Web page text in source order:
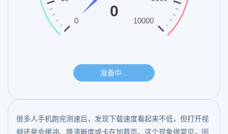
很多人手机跑完测速后，发现下载速度看起来不低，但打开视
频还是会缓冲、降清晰度或卡在加载页。这个现象很常见，因